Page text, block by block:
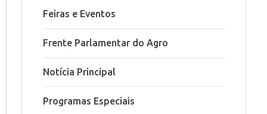
Feiras e Eventos
Frente Parlamentar do Agro
Notícia Principal
Programas Especiais